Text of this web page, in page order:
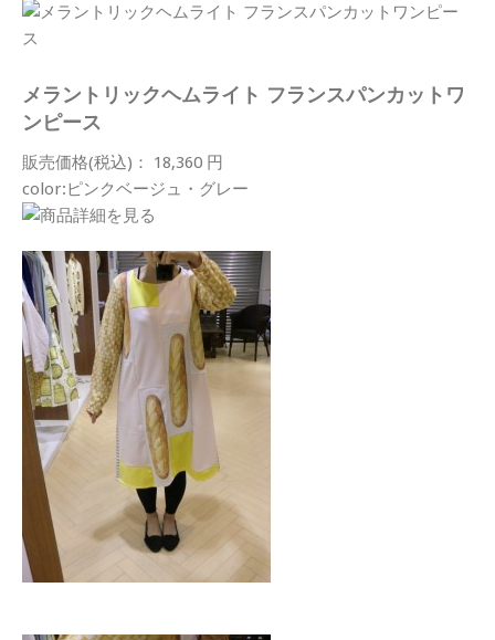
メラントリックヘムライト フランスパンカットワ
ンピース
販売価格(税込)： 18,360 円
color:ピンクベージュ・グレー